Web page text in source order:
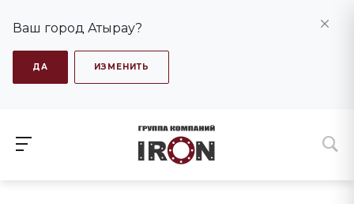
Ваш город Атырау?
ДА ИЗМЕНИТЬ